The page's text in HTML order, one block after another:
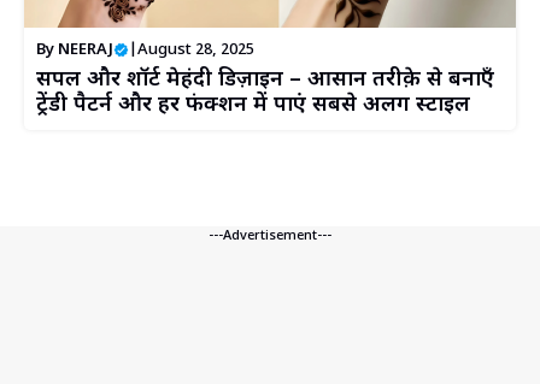
By NEERAJ August 28, 2025
सिंपल और शॉर्ट मेहंदी डिज़ाइन – आसान तरीक़े से बनाएँ
ट्रेंडी पैटर्न और हर फंक्शन में पाएं सबसे अलग स्टाइल
---Advertisement---